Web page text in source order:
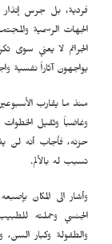
فردية، بل جرس إنذار
الجهات الرسمية
الجرائم لا يعني سوى
يواجهون آثاراً نفسية
منذ ما يقارب
وغاضباً وثقيل
حزنه، فأجاب أنه لن
تسبب له بالألم.
وأشار الى المكان
الجنسي وحملته
والطفولة وكبار السن،